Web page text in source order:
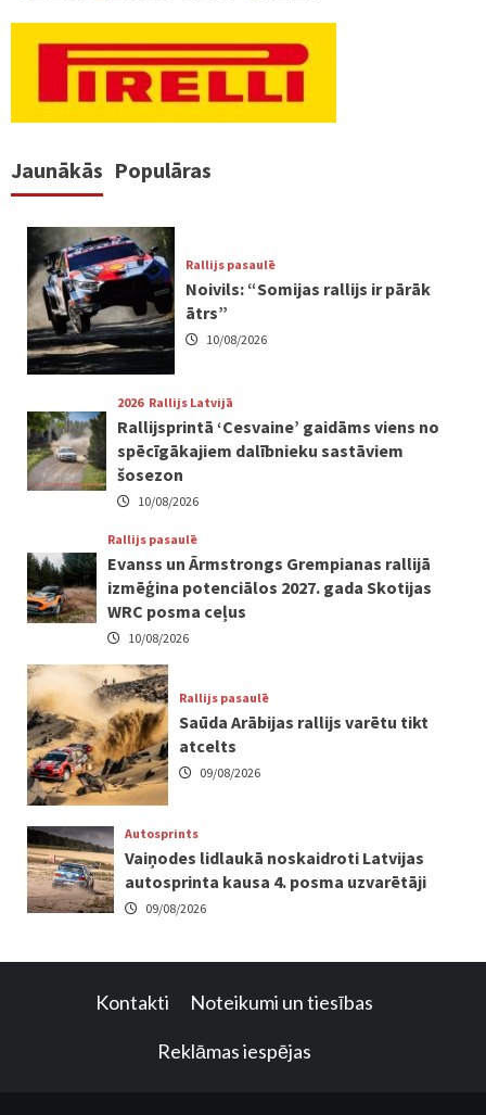
Jaunākās Populāras
Rallijs pasaulē
Noivils: “Somijas rallijs ir pārāk
ātrs”
10/08/2026
2026 Rallijs Latvijā
Rallijsprintā ‘Cesvaine’ gaidāms viens no
spēcīgākajiem dalībnieku sastāviem
šosezon
10/08/2026
Rallijs pasaulē
Evanss un Ārmstrongs Grempianas rallijā
izmēģina potenciālos 2027. gada Skotijas
WRC posma ceļus
10/08/2026
Rallijs pasaulē
Saūda Arābijas rallijs varētu tikt
atcelts
09/08/2026
Autosprints
Vaiņodes lidlaukā noskaidroti Latvijas
autosprinta kausa 4. posma uzvarētāji
09/08/2026
Kontakti Noteikumi un tiesības
Reklāmas iespējas